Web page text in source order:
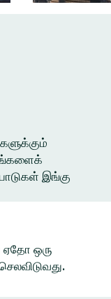
இங்கு
ஏதோ ஒரு